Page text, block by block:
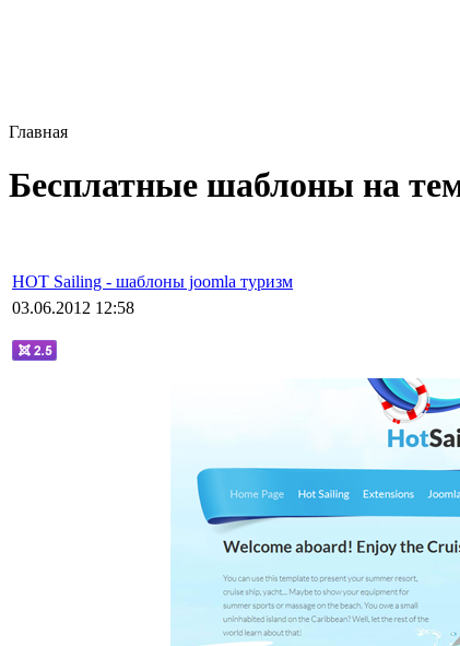
Главная
Бесплатные шаблоны на
HOT Sailing - шаблоны joomla туризм
03.06.2012 12:58